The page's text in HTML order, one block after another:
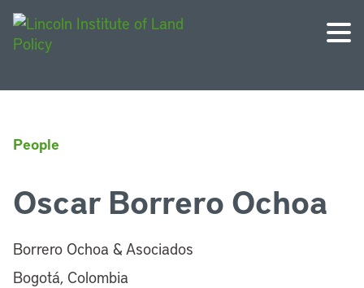
People
Oscar Borrero Ochoa
Borrero Ochoa & Asociados
Bogotá, Colombia